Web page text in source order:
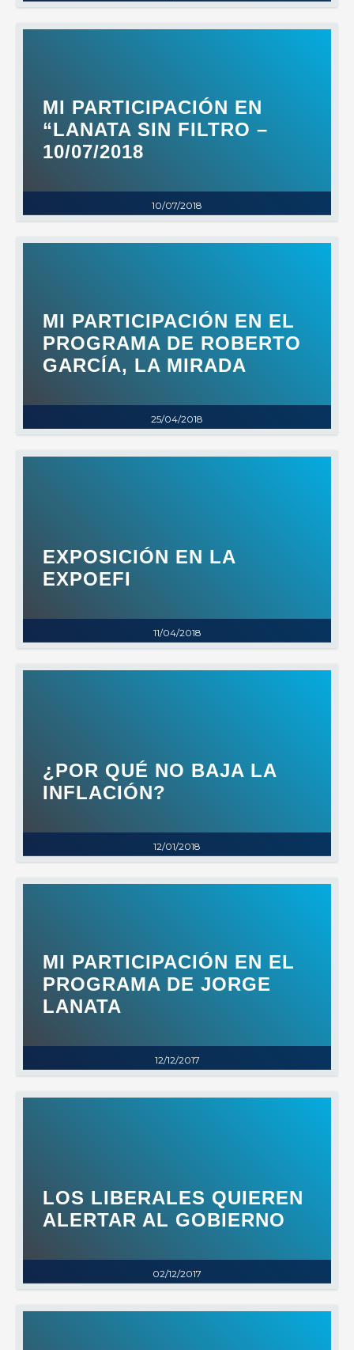
10/07/2018
MI PARTICIPACIÓN EN
“LANATA SIN FILTRO –
10/07/2018
25/04/2018
MI PARTICIPACIÓN EN EL
PROGRAMA DE ROBERTO
GARCÍA, LA MIRADA
11/04/2018
EXPOSICIÓN EN LA
EXPOEFI
12/01/2018
¿POR QUÉ NO BAJA LA
INFLACIÓN?
12/12/2017
MI PARTICIPACIÓN EN EL
PROGRAMA DE JORGE
LANATA
02/12/2017
LOS LIBERALES QUIEREN
ALERTAR AL GOBIERNO